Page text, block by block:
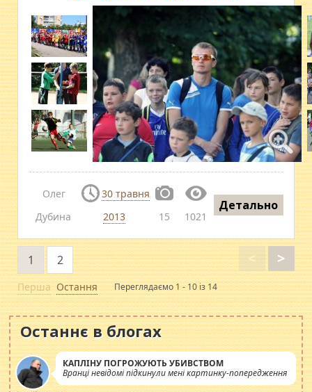
Олег
Дубина
30 травня
2013
15 1021
Детально
Перша
<
1 2 >
Остання Переглядаємо 1 - 10 із 14
Останнє в блогах
КАПЛІНУ ПОГРОЖУЮТЬ УБИВСТВОМ
Вранці невідомі підкинули мені картинку-попередження